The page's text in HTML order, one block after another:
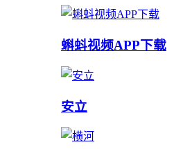
蝌蚪视频APP下载
安立